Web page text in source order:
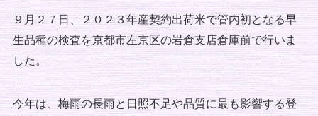
９月２７日、２０２３年産契約出荷米で管内初となる早
生品種の検査を京都市左京区の岩倉支店倉庫前で行いま
した。
今年は、梅雨の長雨と日照不足や品質に最も影響する登